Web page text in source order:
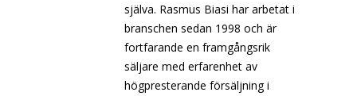
själva. Rasmus Biasi har arbetat i
branschen sedan 1998 och är
fortfarande en framgångsrik
säljare med erfarenhet av
högpresterande försäljning i